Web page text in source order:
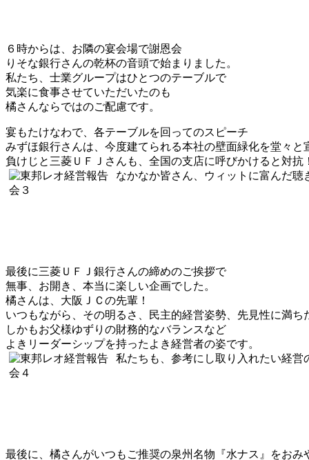
６時からは、お隣の宴会場で謝恩会
りそな銀行さんの乾杯の音頭で始まりました。
私たち、士業グループはひとつのテーブルで
気楽に食事させていただいたのも
橘さんならではのご配慮です。
宴もたけなわで、各テーブルを回ってのスピーチ
みずほ銀行さんは、今度建てられる本社の壁面緑化を堂々と
負けじと三菱ＵＦＪさんも、全国の支店に呼びかけると対抗！
なかなか皆さん、ウィットに富んだ聴
最後に三菱ＵＦＪ銀行さんの締めのご挨拶で
無事、お開き、本当に楽しい企画でした。
橘さんは、大阪ＪＣの先輩！
いつもながら、その明るさ、民主的経営姿勢、先見性に満ち
しかもお父様ゆずりの財務的なバランスなど
よきリーダーシップを持ったよき経営者の姿です。
私たちも、参考にし取り入れたい経営
最後に、橘さんがいつもご推奨の泉州名物『水ナス』をおみ